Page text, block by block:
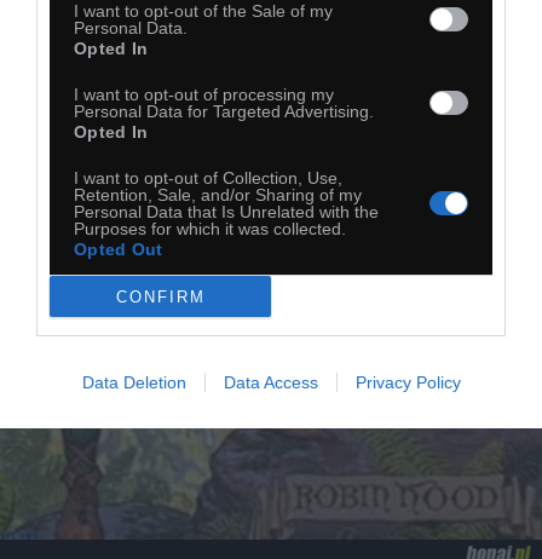
I want to opt-out of the Sale of my
Personal Data.
Opted In
I want to opt-out of processing my
Personal Data for Targeted Advertising.
Opted In
I want to opt-out of Collection, Use,
Retention, Sale, and/or Sharing of my
Personal Data that Is Unrelated with the
Purposes for which it was collected.
Opted Out
CONFIRM
Data Deletion Data Access Privacy Policy